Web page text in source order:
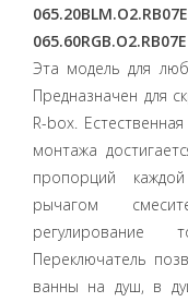
065.60RGB.O2.RB07E
Эта модель для
Предназначен для
R-box.
монтажа
пропорций
рычагом
Переключатель
ванны на душ, в